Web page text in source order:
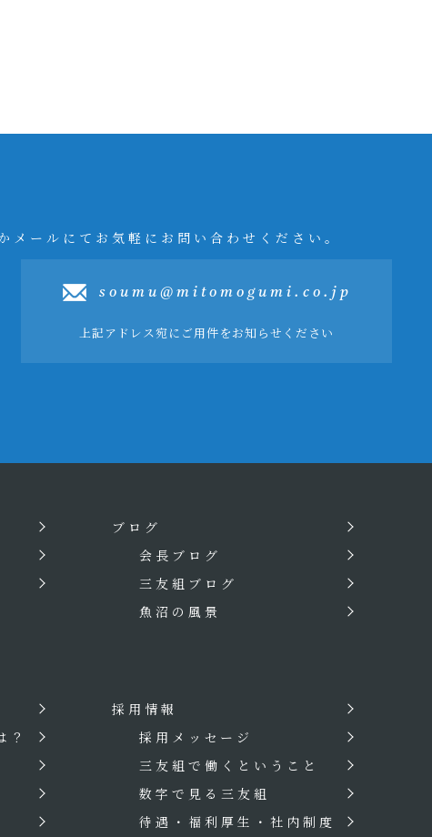
ールにてお気軽にお問い合わせください。
soumu@mitomogumi.co.jp
上記アドレス宛にご用件をお知らせください
？
ブログ
会長ブログ
三友組ブログ
魚沼の風景
採用情報
採用メッセージ
三友組で働くということ
数字で見る三友組
待遇・福利厚生・社内制度